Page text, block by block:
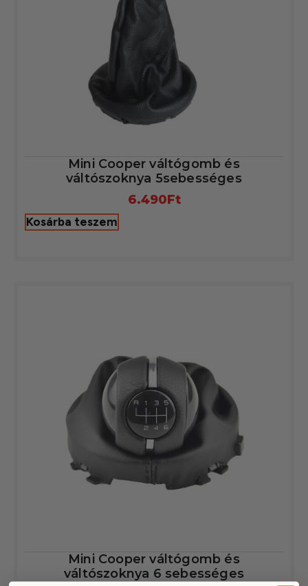
Mini Cooper váltógomb és
váltószoknya 5sebességes
6.490Ft
Kosárba teszem
Mini Cooper váltógomb és
váltószoknya 6 sebességes